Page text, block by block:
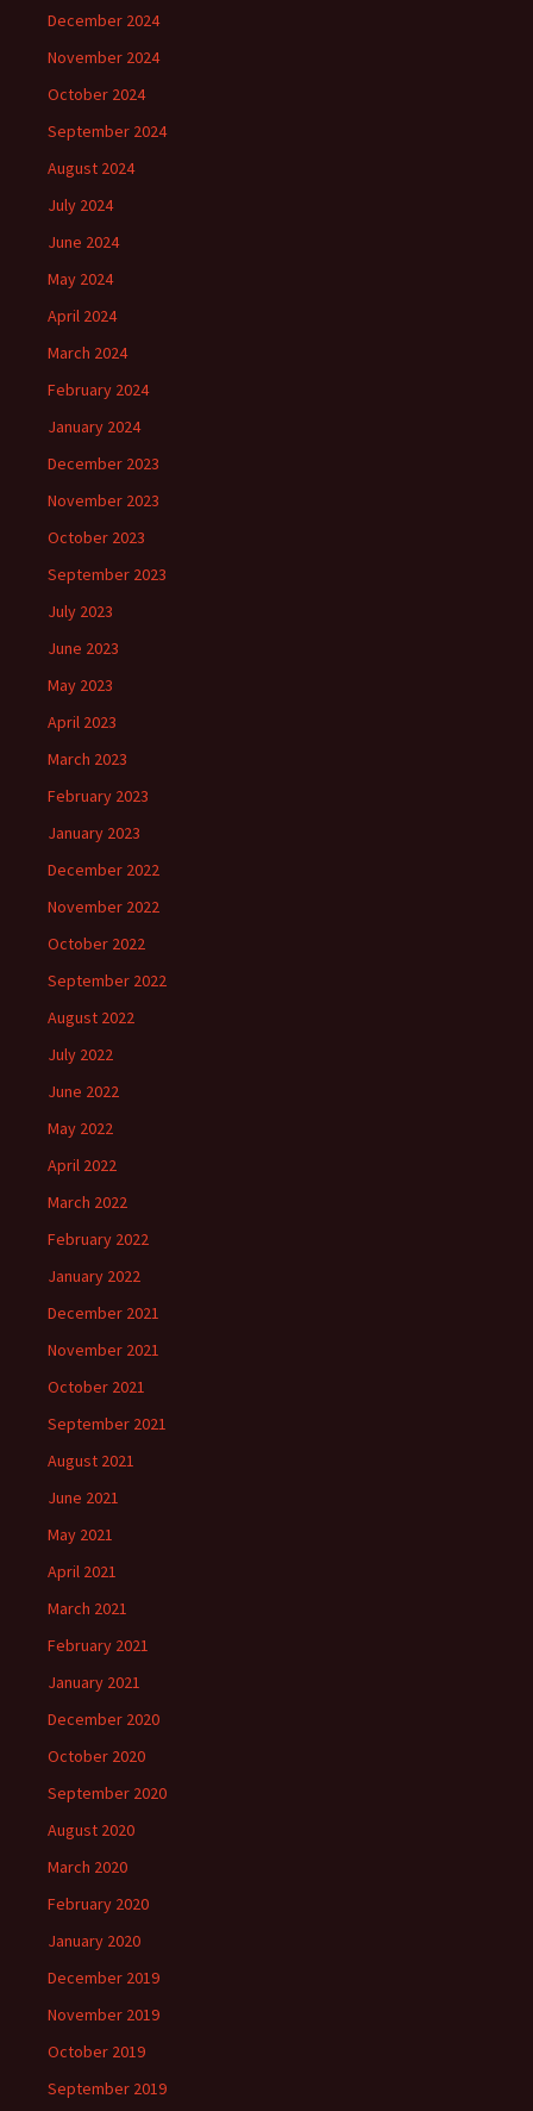
December 2024
November 2024
October 2024
September 2024
August 2024
July 2024
June 2024
May 2024
April 2024
March 2024
February 2024
January 2024
December 2023
November 2023
October 2023
September 2023
July 2023
June 2023
May 2023
April 2023
March 2023
February 2023
January 2023
December 2022
November 2022
October 2022
September 2022
August 2022
July 2022
June 2022
May 2022
April 2022
March 2022
February 2022
January 2022
December 2021
November 2021
October 2021
September 2021
August 2021
June 2021
May 2021
April 2021
March 2021
February 2021
January 2021
December 2020
October 2020
September 2020
August 2020
March 2020
February 2020
January 2020
December 2019
November 2019
October 2019
September 2019